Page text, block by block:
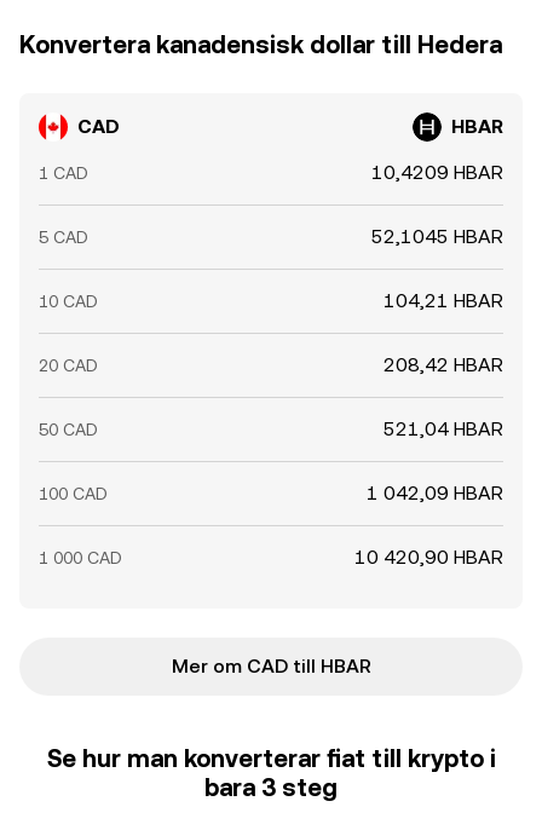
Konvertera kanadensisk dollar till Hedera
CAD HBAR
1 CAD 10,4209 HBAR
5 CAD 52,1045 HBAR
10 CAD 104,21 HBAR
20 CAD 208,42 HBAR
50 CAD 521,04 HBAR
100 CAD 1 042,09 HBAR
1 000 CAD 10 420,90 HBAR
Mer om CAD till HBAR
Se hur man konverterar fiat till krypto i
bara 3 steg